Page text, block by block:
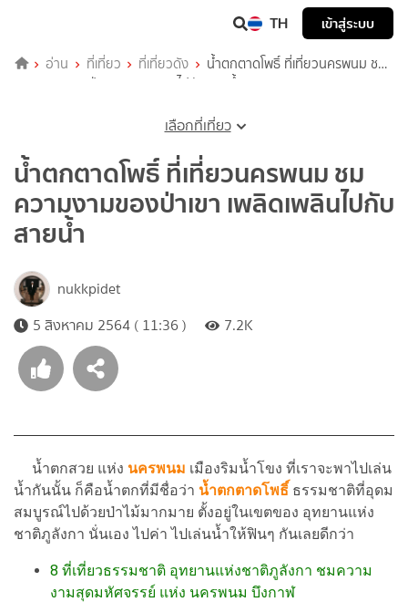
TH เข้าสู่ระบบ
อ่าน ที่เที่ยว ที่เที่ยวดัง
น้ำตกตาดโพธิ์ ที่เที่ยวนครพนม ชม
ความงามของป่าเขา เพลิดเพลินไปกับสายน้ำ
เลือกที่เที่ยว
น้ำตกตาดโพธิ์ ที่เที่ยวนครพนม ชม
ความงามของป่าเขา เพลิดเพลินไปกับ
สายน้ำ
nukkpidet
5 สิงหาคม 2564 ( 11:36 )
7.2K
น้ำตกสวย แห่ง นครพนม เมืองริมน้ำโขง ที่เราจะพาไปเล่น
น้ำกันนั้น ก็คือน้ำตกที่มีชื่อว่า น้ำตกตาดโพธิ์ ธรรมชาติที่อุดม
สมบูรณ์ไปด้วยป่าไม้มากมาย ตั้งอยู่ในเขตของ อุทยานแห่ง
ชาติภูลังกา นั่นเอง ไปค่า ไปเล่นน้ำให้ฟินๆ กันเลยดีกว่า
8 ที่เที่ยวธรรมชาติ อุทยานแห่งชาติภูลังกา ชมความ
งามสุดมหัศจรรย์ แห่ง นครพนม บึงกาฬ